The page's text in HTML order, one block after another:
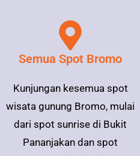
Semua Spot Bromo
Kunjungan kesemua spot
wisata gunung Bromo, mulai
dari spot sunrise di Bukit
Pananjakan dan spot